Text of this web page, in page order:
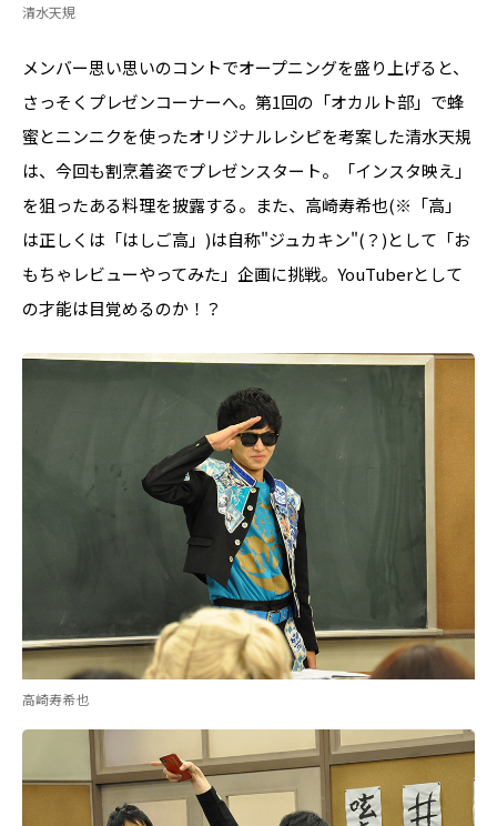
清水天規
メンバー思い思いのコントでオープニングを盛り上げると、
さっそくプレゼンコーナーへ。第1回の「オカルト部」で蜂
蜜とニンニクを使ったオリジナルレシピを考案した清水天規
は、今回も割烹着姿でプレゼンスタート。「インスタ映え」
を狙ったある料理を披露する。また、高崎寿希也(※「高」
は正しくは「はしご高」)は自称"ジュカキン"(？)として「お
もちゃレビューやってみた」企画に挑戦。YouTuberとして
の才能は目覚めるのか！？
高崎寿希也